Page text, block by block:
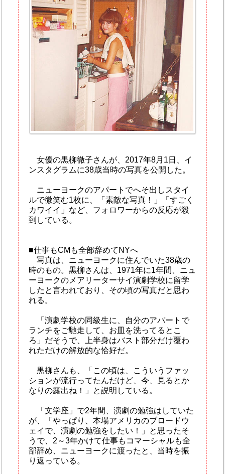
女優の黒柳徹子さんが、2017年8月1日、イ
ンスタグラムに38歳当時の写真を公開した。
ニューヨークのアパートでへそ出しスタイ
ルで微笑む1枚に、「素敵な写真！」「すごく
カワイイ」など、フォロワーからの反応が殺
到している。
■仕事もCMも全部辞めてNYへ
写真は、ニューヨークに住んでいた38歳の
時のもの。黒柳さんは、1971年に1年間、ニュ
ーヨークのメアリーターサイ演劇学校に留学
したと言われており、その頃の写真だと思わ
れる。
「演劇学校の同級生に、自分のアパートで
ランチをご馳走して、お皿を洗ってるとこ
ろ」だそうで、上半身はバスト部分だけ覆わ
れただけの解放的な恰好だ。
黒柳さんも、「この頃は、こういうファッ
ションが流行ってたんだけど、今、見るとか
なりの露出ね！」と説明している。
「文学座」で2年間、演劇の勉強はしていた
が、「やっぱり、本場アメリカのブロードウ
ェイで、演劇の勉強をしたい！」と思ったそ
うで、2～3年かけて仕事もコマーシャルも全
部辞め、ニューヨークに渡ったと、当時を振
り返っている。